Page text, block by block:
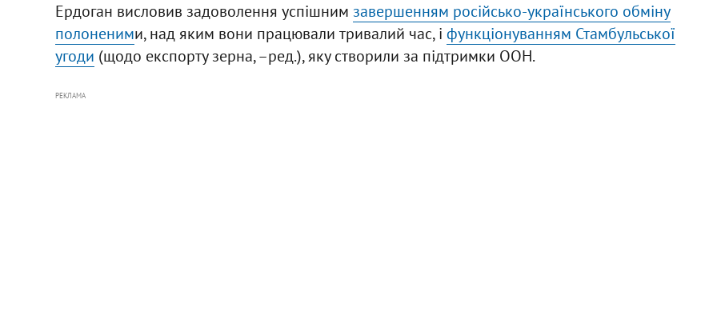
Ердоган висловив задоволення успішним завершенням російсько-українського обміну
полоненими, над яким вони працювали тривалий час, і функціонуванням Стамбульської
угоди (щодо експорту зерна, –ред.), яку створили за підтримки ООН.
РЕКЛАМА